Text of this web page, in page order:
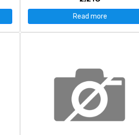
Read more